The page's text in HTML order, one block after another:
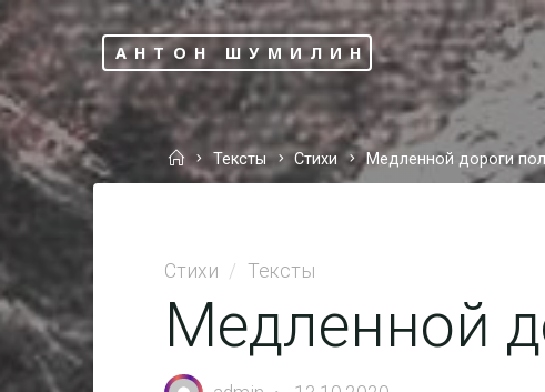
Перейти
к
содержимому
АНТОН ШУМИЛИН
Главная
Тексты Стихи Медленной дороги
Стихи / Тексты
Медленной